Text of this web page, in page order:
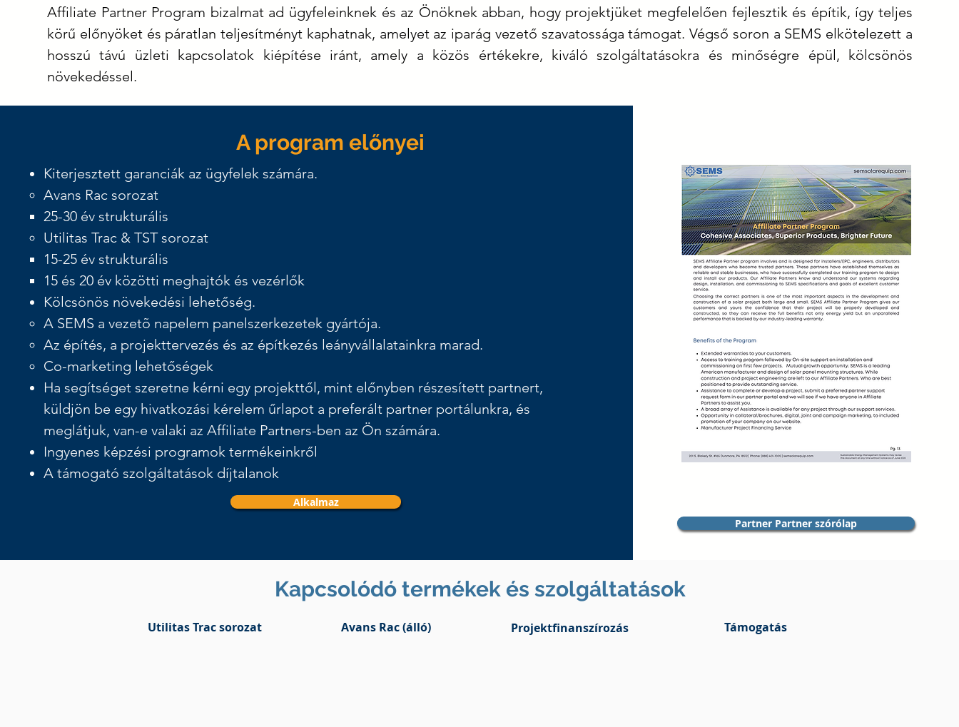
Affiliate Partner Program bizalmat ad ügyfeleinknek és az Önöknek abban, hogy projektjüket megfelelően fejlesztik és építik, így teljes
körű előnyöket és páratlan teljesítményt kaphatnak, amelyet az iparág vezető szavatossága támogat. Végső soron a SEMS elkötelezett a
hosszú távú üzleti kapcsolatok kiépítése iránt, amely a közös értékekre, kiváló szolgáltatásokra és minőségre épül, kölcsönös
növekedéssel.
A program előnyei
Kiterjesztett garanciák az ügyfelek számára.
Avans Rac sorozat
25-30 év strukturális
Utilitas Trac & TST sorozat
15-25 év strukturális
15 és 20 év közötti meghajtók és vezérlők
Kölcsönös növekedési lehetőség.
A SEMS a vezetõ napelem panelszerkezetek gyártója.
Az építés, a projekttervezés és az építkezés leányvállalatainkra marad.
Co-marketing lehetőségek
Ha segítséget szeretne kérni egy projekttől, mint előnyben részesített partnert,
küldjön be egy hivatkozási kérelem űrlapot a preferált partner portálunkra, és
meglátjuk, van-e valaki az Affiliate Partners-ben az Ön számára.
Ingyenes képzési programok termékeinkről
A támogató szolgáltatások díjtalanok
Alkalmaz
Partner Partner szórólap
Kapcsolódó termékek és szolgáltatások
Utilitas Trac sorozat Avans Rac (álló) Projektfinanszírozás Támogatás